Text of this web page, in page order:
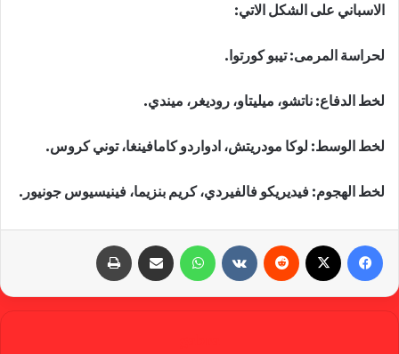
الاسباني على الشكل الاتي:
لحراسة المرمى: تيبو كورتوا.
لخط الدفاع: ناتشو، ميليتاو، روديغر، ميندي.
لخط الوسط: لوكا مودريتش، ادواردو كامافينغا، توني كروس.
لخط الهجوم: فيديريكو فالفيردي، كريم بنزيما، فينيسيوس جونيور.
واتساب